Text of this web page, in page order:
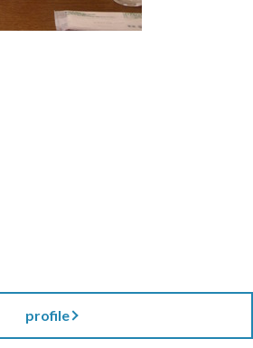
profile